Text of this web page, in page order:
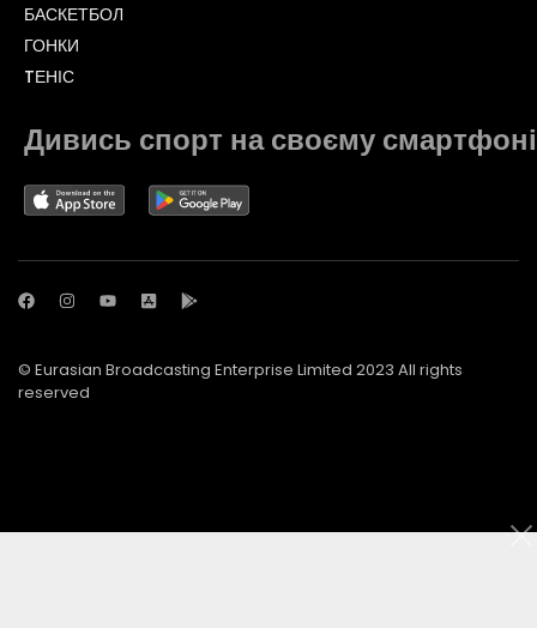
БАСКЕТБОЛ
ГОНКИ
TЕНІС
Дивись спорт на своєму смартфоні
© Eurasian Broadcasting Enterprise Limited 2023 All rights
reserved